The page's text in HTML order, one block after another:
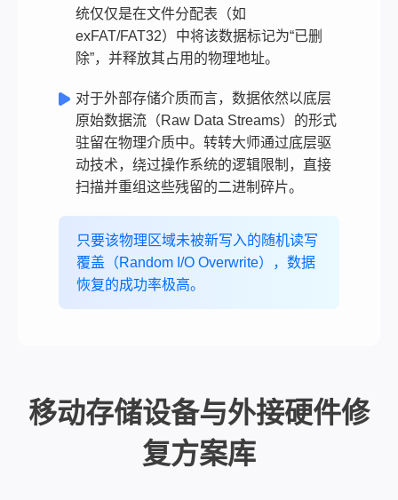
统仅仅是在文件分配表（如
exFAT/FAT32）中将该数据标记为“已删
除”，并释放其占用的物理地址。
对于外部存储介质而言，数据依然以底层
原始数据流（Raw Data Streams）的形式
驻留在物理介质中。转转大师通过底层驱
动技术，绕过操作系统的逻辑限制，直接
扫描并重组这些残留的二进制碎片。
只要该物理区域未被新写入的随机读写
覆盖（Random I/O Overwrite），数据
恢复的成功率极高。
移动存储设备与外接硬件修
复方案库